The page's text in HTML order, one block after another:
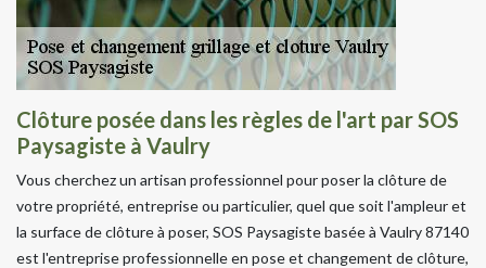
Clôture posée dans les règles de l'art par SOS
Paysagiste à Vaulry
Vous cherchez un artisan professionnel pour poser la clôture de
votre propriété, entreprise ou particulier, quel que soit l'ampleur et
la surface de clôture à poser, SOS Paysagiste basée à Vaulry 87140
est l'entreprise professionnelle en pose et changement de clôture,